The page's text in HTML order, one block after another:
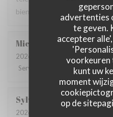
advertenties
te geven.
accepteer
voorkeuren
kunt uw
moment
op de
bien passé. Merci
Micha
2026-06-26
- 22:30 - Gasten 2
Service
Atmosfeer: 3/5
Sylvie
2026-06-20